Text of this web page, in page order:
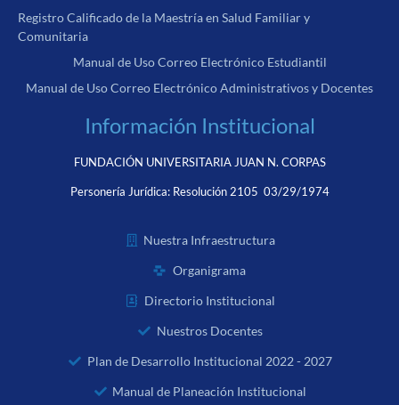
Registro Calificado de la Maestría en Salud Familiar y
Comunitaria
Manual de Uso Correo Electrónico Estudiantil
Manual de Uso Correo Electrónico Administrativos y Docentes
Información Institucional
FUNDACIÓN UNIVERSITARIA JUAN N. CORPAS
Personería Jurídica: Resolución 2105 03/29/1974
Nuestra Infraestructura
Organigrama
Directorio Institucional
Nuestros Docentes
Plan de Desarrollo Institucional 2022 - 2027
Manual de Planeación Institucional